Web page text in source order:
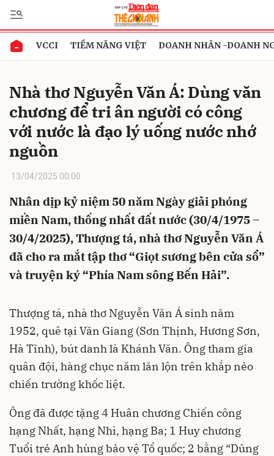
VCCI TIỀM NĂNG VIỆT DOANH NHÂN -DOANH
Nhà thơ Nguyễn Văn Á: Dùng văn
chương để tri ân người có công
với nước là đạo lý uống nước nhớ
nguồn
13/04/2025 00:00
Nhân dịp kỷ niệm 50 năm Ngày giải phóng
miền Nam, thống nhất đất nước (30/4/1975 –
30/4/2025), Thượng tá, nhà thơ Nguyễn Văn Á
đã cho ra mắt tập thơ “Giọt sương bên cửa sổ”
và truyện ký “Phía Nam sông Bến Hải”.
Thượng tá, nhà thơ Nguyễn Văn Á sinh năm
1952, quê tại Văn Giang (Sơn Thịnh, Hương Sơn,
Hà Tĩnh), bút danh là Khánh Văn. Ông tham gia
quân đội, hàng chục năm lăn lộn trên khắp nẻo
chiến trường khốc liệt.
Ông đã được tặng 4 Huân chương Chiến công
hạng Nhất, hạng Nhì, hạng Ba; 1 Huy chương
Tuổi trẻ Anh hùng bảo vệ Tổ quốc; 2 bằng “Dũng
Gửi bình luận